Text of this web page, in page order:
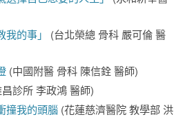
的事」
(台北榮總 骨科 嚴可倫 醫
(中國附醫 骨科 陳信銓 醫師)
診所 李政鴻 醫師)
撞我的頭腦 (花蓮慈濟醫院 教學部 洪